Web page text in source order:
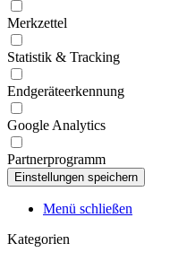
Merkzettel
Statistik & Tracking
Endgeräteerkennung
Google Analytics
Partnerprogramm
Menü schließen
Kategorien